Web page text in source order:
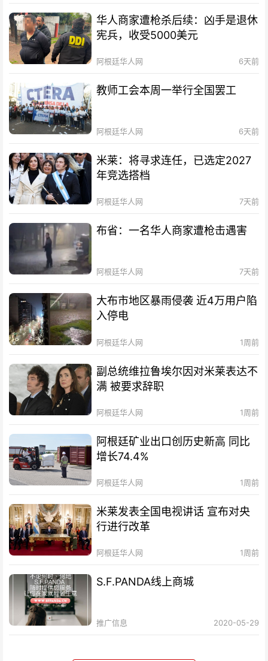
华人商家遭枪杀后续：凶手是退休
宪兵，收受5000美元
阿根廷华人网 6天前
教师工会本周一举行全国罢工
阿根廷华人网 6天前
米莱：将寻求连任，已选定2027
年竞选搭档
阿根廷华人网 7天前
布省：一名华人商家遭枪击遇害
阿根廷华人网 7天前
大布市地区暴雨侵袭 近4万用户陷
入停电
阿根廷华人网 1周前
副总统维拉鲁埃尔因对米莱表达不
满 被要求辞职
阿根廷华人网 1周前
阿根廷矿业出口创历史新高 同比
增长74.4%
阿根廷华人网 1周前
米莱发表全国电视讲话 宣布对央
行进行改革
阿根廷华人网 1周前
S.F.PANDA线上商城
推广信息 2020-05-29